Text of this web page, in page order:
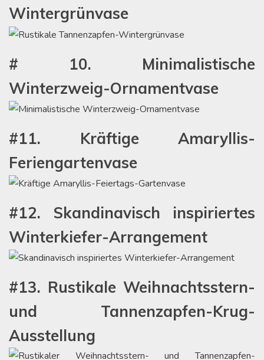
Wintergrünvase
# 10. Minimalistische
Winterzweig-Ornamentvase
#11. Kräftige Amaryllis-
Feriengartenvase
#12. Skandinavisch inspiriertes
Winterkiefer-Arrangement
#13. Rustikale Weihnachtsstern-
und Tannenzapfen-Krug-
Ausstellung